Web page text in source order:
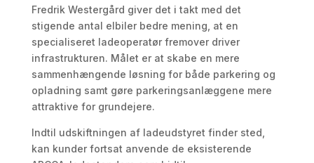
Fredrik Westergård giver det i takt med det
stigende antal elbiler bedre mening, at en
specialiseret ladeoperatør fremover driver
infrastrukturen. Målet er at skabe en mere
sammenhængende løsning for både parkering og
opladning samt gøre parkeringsanlæggene mere
attraktive for grundejere.
Indtil udskiftningen af ladeudstyret finder sted,
kan kunder fortsat anvende de eksisterende